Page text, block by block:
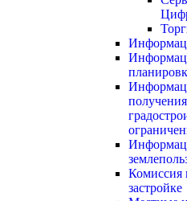
Комиссия
застройке